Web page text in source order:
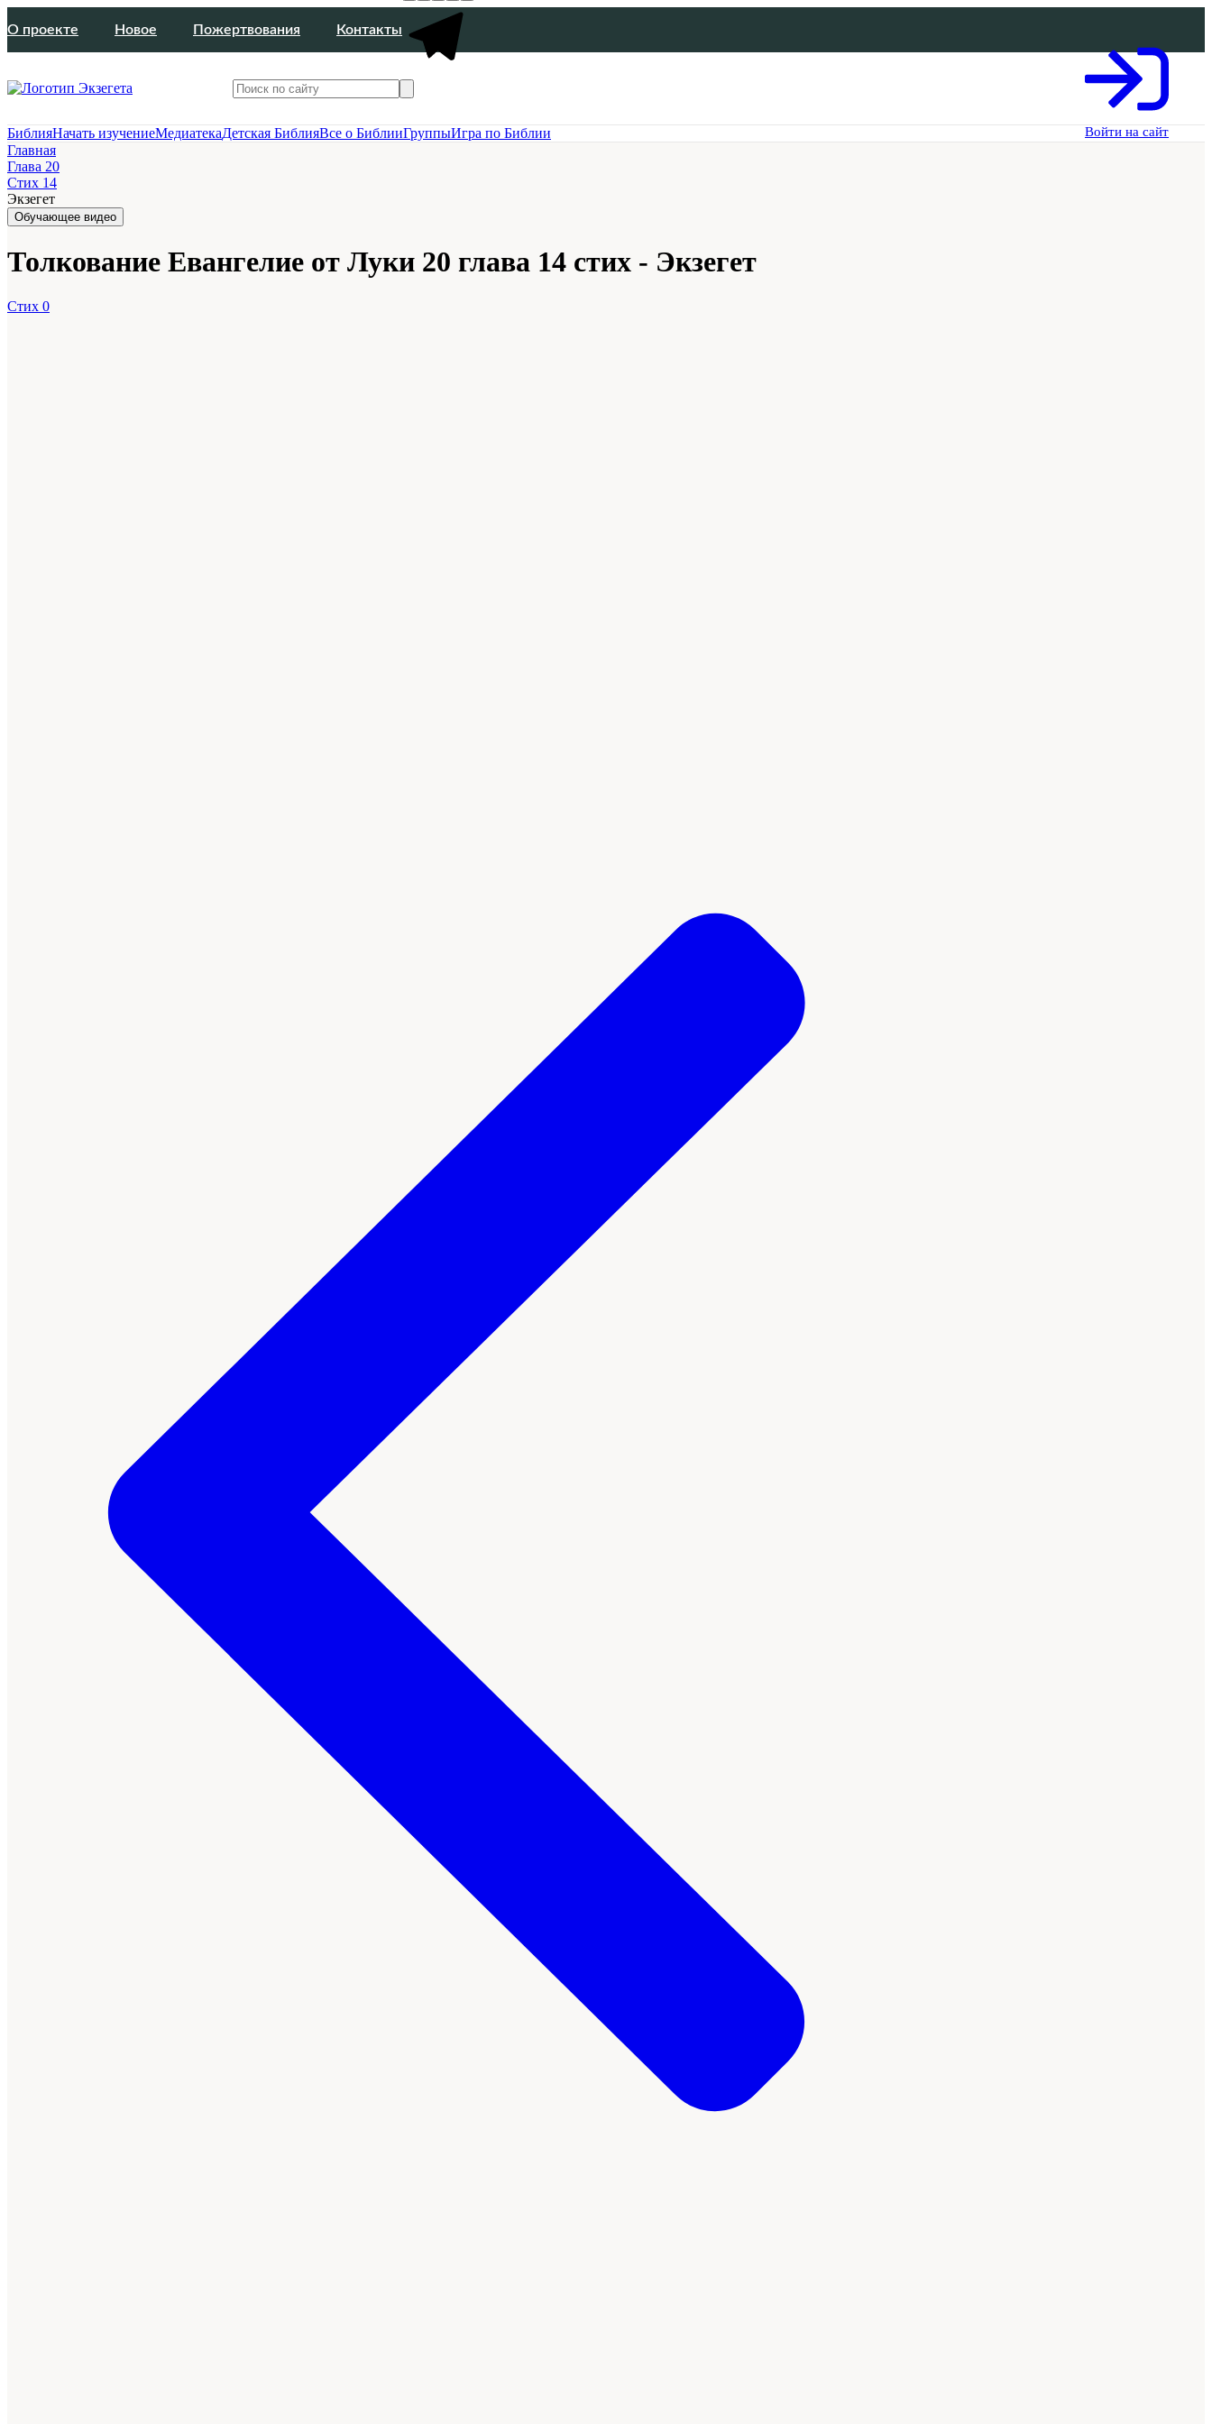
О проекте Новое Пожертвования Контакты
Войти на сайт
БиблияНачать изучениеМедиатекаДетская БиблияВсе о БиблииГруппыИгра по Библии
Главная
Глава 20
Стих 14
Экзегет
Обучающее видео
Толкование Евангелие от Луки 20 глава 14 стих - Экзегет
Стих 0